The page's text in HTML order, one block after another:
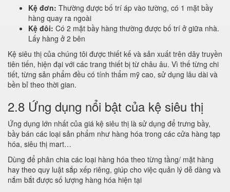
Kệ đơn: Thường được bố trí áp vào tường, có 1 mặt bầy
hàng quay ra ngoài
Kệ đôi: Có 2 mặt bầy hàng thường được bố trí ở giữa nhà.
Lấy hàng ở 2 bên
Kệ siêu thị của chúng tôi được thiết kế và sản xuất trên dây truyền
tiên tiến, hiện đại với các trang thiết bị từ châu âu. Vì thế từng chi
tiết, từng sản phẩm đều có tính thẩm mỹ cao, sử dụng lâu dài và
bền bỉ theo thời gian.
2.8 Ứng dụng nổi bật của kệ siêu thị
Ứng dụng lớn nhất của giá kệ siêu thị là sử dụng để trưng bầy,
bầy bán các loại sản phẩm như hàng hóa trong các cửa hàng tạp
hóa, siêu thị mart…
Dùng để phân chia các loại hàng hóa theo từng tầng/ mặt hàng
hay theo quy luật sắp xếp riêng, giúp cho việc quản lý dễ dàng và
nắm bắt được số lượng hàng hóa hiện tại